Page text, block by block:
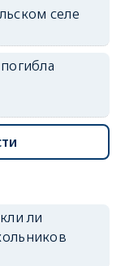
селе
ли